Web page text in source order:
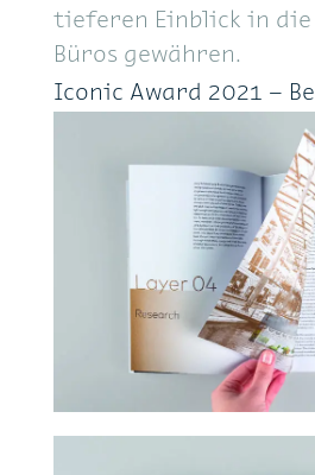
tieferen Einblick in
Büros gewähren.
Iconic Award 2021 –